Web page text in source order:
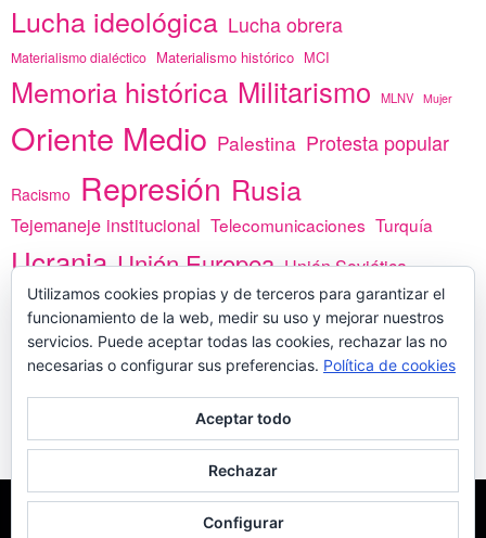
Lucha ideológica Lucha obrera
Materialismo dialéctico Materialismo histórico MCI
Memoria histórica Militarismo MLNV Mujer
Oriente Medio Palestina Protesta popular
Racismo Represión Rusia
Tejemaneje institucional Telecomunicaciones Turquía
Ucrania Unión Europea Unión Soviética
vacunas Yemen África
PREGÚNTANOS
Utilizamos cookies propias y de terceros para garantizar el
funcionamiento de la web, medir su uso y mejorar nuestros
servicios. Puede aceptar todas las cookies, rechazar las no
necesarias o configurar sus preferencias. Política de cookies
Aceptar todo
Rechazar
Configurar